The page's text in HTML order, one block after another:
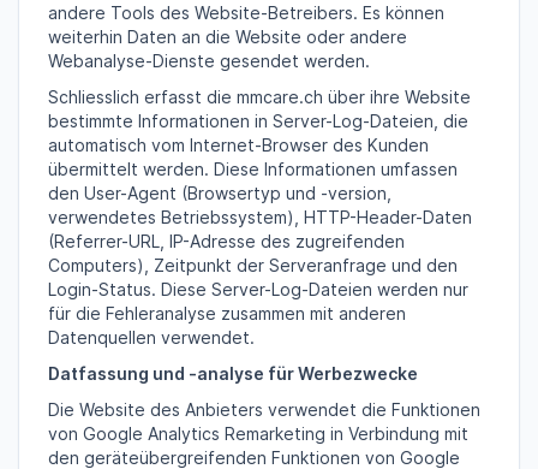
andere Tools des Website-Betreibers. Es können
weiterhin Daten an die Website oder andere
Webanalyse-Dienste gesendet werden.
Schliesslich erfasst die mmcare.ch über ihre Website
bestimmte Informationen in Server-Log-Dateien, die
automatisch vom Internet-Browser des Kunden
übermittelt werden. Diese Informationen umfassen
den User-Agent (Browsertyp und -version,
verwendetes Betriebssystem), HTTP-Header-Daten
(Referrer-URL, IP-Adresse des zugreifenden
Computers), Zeitpunkt der Serveranfrage und den
Login-Status. Diese Server-Log-Dateien werden nur
für die Fehleranalyse zusammen mit anderen
Datenquellen verwendet.
Datfassung und -analyse für Werbezwecke
Die Website des Anbieters verwendet die Funktionen
von Google Analytics Remarketing in Verbindung mit
den geräteübergreifenden Funktionen von Google